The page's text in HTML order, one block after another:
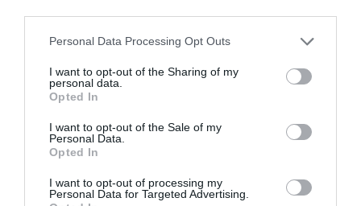
Personal Data Processing Opt Outs
I want to opt-out of the Sharing of my
personal data.
Opted In
I want to opt-out of the Sale of my
Personal Data.
Opted In
I want to opt-out of processing my
Personal Data for Targeted Advertising.
DIARIO DE LA CORRUPCIÓN SANCHISTA
Diario de la corrupción sanchista. La
Audiencia Nacional prorroga seis meses la
investigación del caso Koldo, ante el
ingente material incautado por la UCO
por Redacción